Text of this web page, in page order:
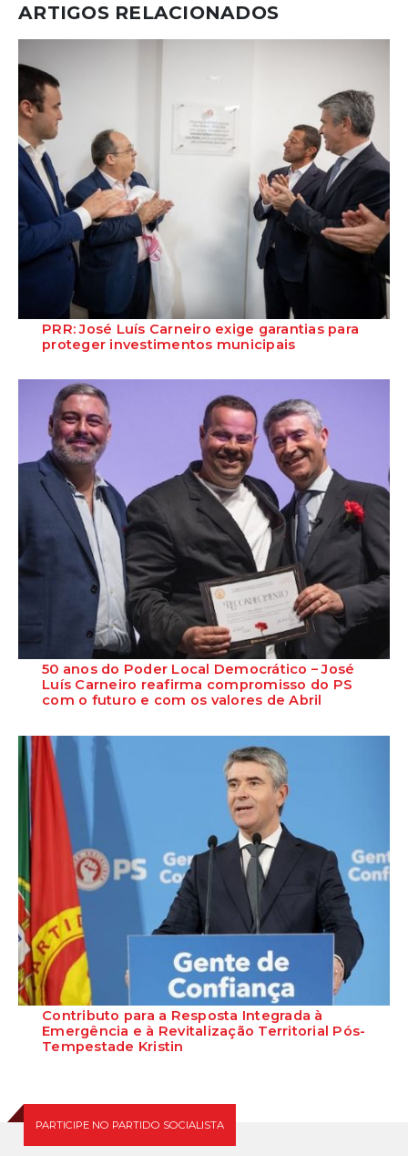
ARTIGOS RELACIONADOS
PRR: José Luís Carneiro exige garantias para
proteger investimentos municipais
assegurar a continuidade do f...
50 anos do Poder Local Democrático – José
Luís Carneiro reafirma compromisso do PS
com o futuro e com os valores de Abril
PS com o futuro das novas gera...
Contributo para a Resposta Integrada à
Emergência e à Revitalização Territorial Pós-
Tempestade Kristin
PARTICIPE NO PARTIDO SOCIALISTA